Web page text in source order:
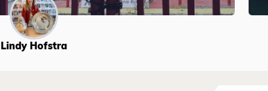
Lindy Hofstra